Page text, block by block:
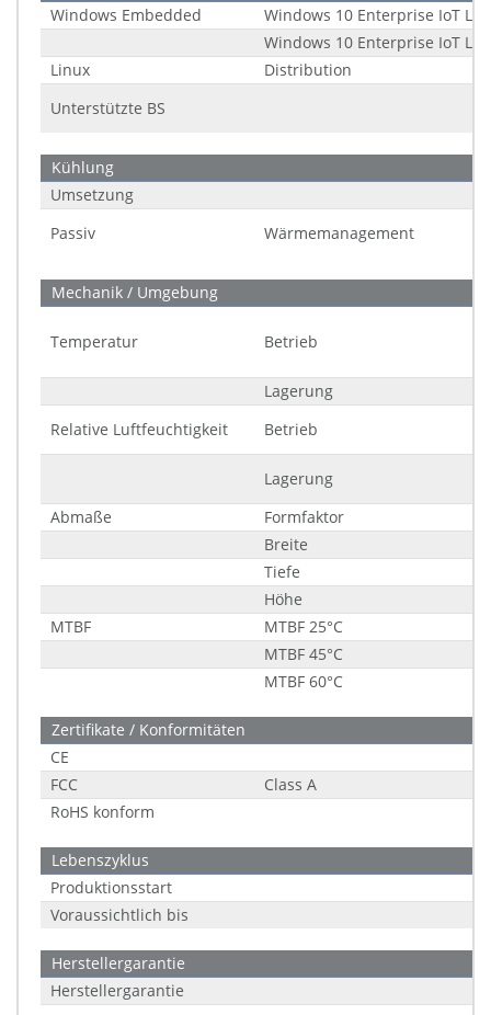
Windows Embedded
Windows 10 Enterprise IoT
Windows 10 Enterprise IoT
Linux
Distribution
Unterstützte BS
Kühlung
Umsetzung
Passiv
Wärmemanagement
Mechanik / Umgebung
Temperatur Betrieb
Lagerung
Relative Luftfeuchtigkeit
Betrieb
Lagerung
Abmaße
Formfaktor
Breite
Tiefe
Höhe
MTBF
MTBF 25°C
MTBF 45°C
MTBF 60°C
Zertifikate / Konformitäten
CE
FCC
Class A
RoHS konform
Lebenszyklus
Produktionsstart
Voraussichtlich bis
Herstellergarantie
Herstellergarantie